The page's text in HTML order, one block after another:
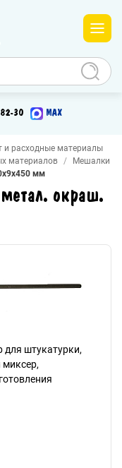
30 MAX
и расходные материалы
материалов
Мешалки
мм
окраш.
штукатурки,
миксер,